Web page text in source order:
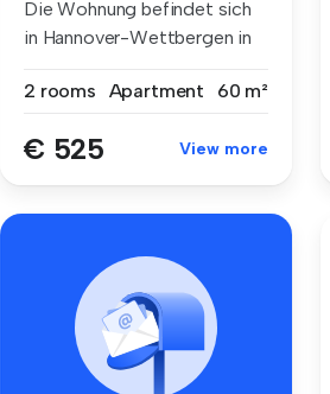
Die Wohnung befindet sich
in Hannover-Wettbergen in
2 rooms
Apartment 60 m²
€ 525 View more